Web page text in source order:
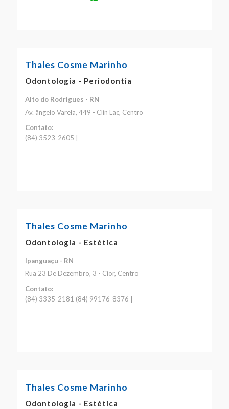
Thales Cosme Marinho
Odontologia - Periodontia
Alto do Rodrigues - RN
Av. ângelo Varela, 449 - Clin Lac, Centro
Contato:
(84) 3523-2605 |
Thales Cosme Marinho
Odontologia - Estética
Ipanguaçu - RN
Rua 23 De Dezembro, 3 - Cior, Centro
Contato:
(84) 3335-2181 (84) 99176-8376 |
Thales Cosme Marinho
Odontologia - Estética